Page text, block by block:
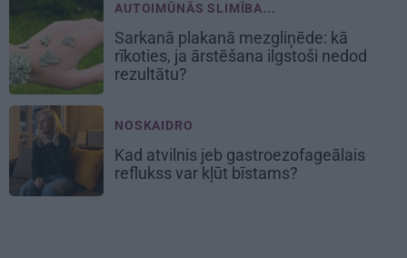
AUTOIMŪNĀS SLIMĪBA...
Sarkanā plakanā mezgliņēde: kā
rīkoties, ja ārstēšana ilgstoši nedod
rezultātu?
NOSKAIDRO
Kad atvilnis jeb gastroezofageālais
reflukss var kļūt bīstams?